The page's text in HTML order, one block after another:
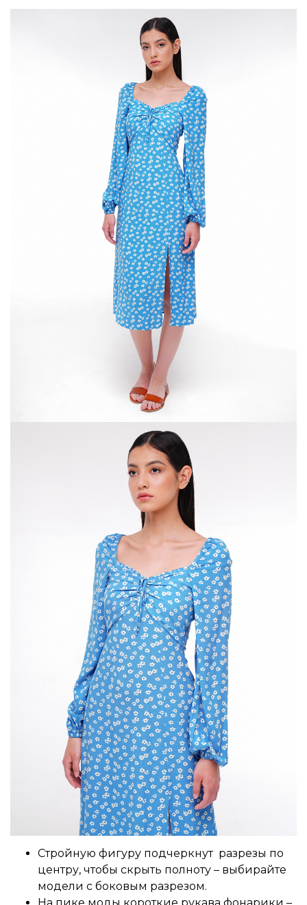
Стройную фигуру подчеркнут разрезы по
центру, чтобы скрыть полноту – выбирайте
модели с боковым разрезом.
На пике моды короткие рукава фонарики –